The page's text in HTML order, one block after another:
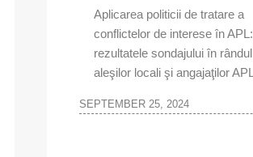
Aplicarea politicii de tratare a
conflictelor de interese în APL:
rezultatele sondajului în rândul
aleşilor locali şi angajaţilor APL
SEPTEMBER 25, 2024